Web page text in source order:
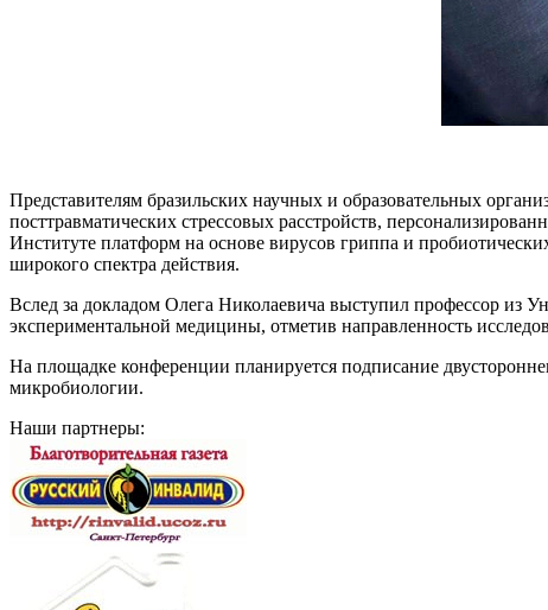
Представителям бразильских научных и образовательных
посттравматических стрессовых расстройств,
Институте платформ на основе вирусов гриппа и
широкого спектра действия.
Вслед за докладом Олега Николаевича выступил профессор из
экспериментальной медицины, отметив направленность
На площадке конференции планируется подписание
микробиологии.
Наши партнеры: